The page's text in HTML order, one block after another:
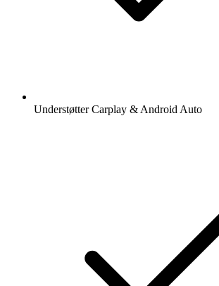
Understøtter Carplay & Android Auto